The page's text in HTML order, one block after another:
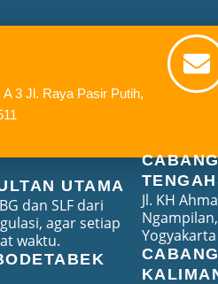
3 Jl. Raya Pasir Putih,
UTAMA
dan SLF dari
agar setiap
waktu.
Jl. KH